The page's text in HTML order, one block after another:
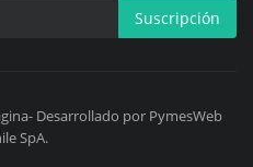
Suscripción
Desarrollado por PymesWeb
SpA.